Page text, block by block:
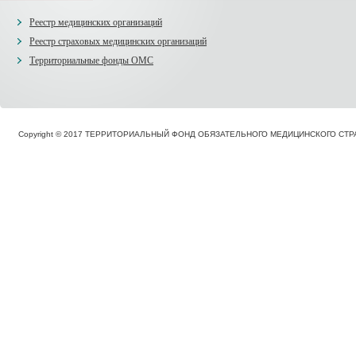
Реестр медицинских организаций
Реестр страховых медицинских организаций
Территориальные фонды ОМС
Copyright © 2017 ТЕРРИТОРИАЛЬНЫЙ ФОНД ОБЯЗАТЕЛЬНОГО МЕДИЦИНСКОГО